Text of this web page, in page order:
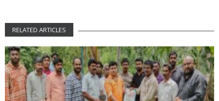
RELATED ARTICLES